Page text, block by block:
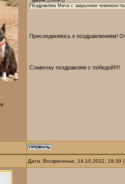
Поздравляю Мича с закрытием
Присоединяюсь к поздравлениям!
Славочку поздравляю с победой!!!!
Дата: Воскресенье, 14.10.2012,